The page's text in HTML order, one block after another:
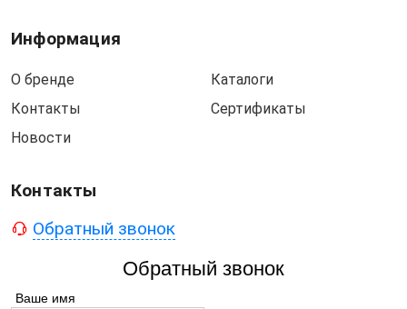
Информация
О бренде
Контакты
Новости
Каталоги
Сертификаты
Контакты
Обратный звонок
Обратный звонок
Ваше имя